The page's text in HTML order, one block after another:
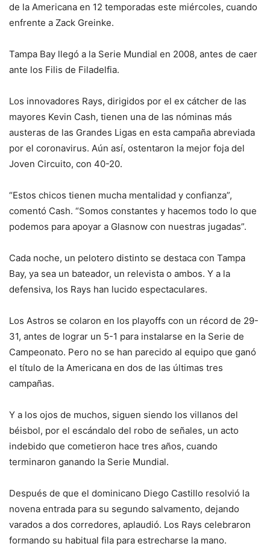
de la Americana en 12 temporadas este miércoles, cuando
enfrente a Zack Greinke.
Tampa Bay llegó a la Serie Mundial en 2008, antes de caer
ante los Filis de Filadelfia.
Los innovadores Rays, dirigidos por el ex cátcher de las
mayores Kevin Cash, tienen una de las nóminas más
austeras de las Grandes Ligas en esta campaña abreviada
por el coronavirus. Aún así, ostentaron la mejor foja del
Joven Circuito, con 40-20.
“Estos chicos tienen mucha mentalidad y confianza”,
comentó Cash. “Somos constantes y hacemos todo lo que
podemos para apoyar a Glasnow con nuestras jugadas”.
Cada noche, un pelotero distinto se destaca con Tampa
Bay, ya sea un bateador, un relevista o ambos. Y a la
defensiva, los Rays han lucido espectaculares.
Los Astros se colaron en los playoffs con un récord de 29-
31, antes de lograr un 5-1 para instalarse en la Serie de
Campeonato. Pero no se han parecido al equipo que ganó
el título de la Americana en dos de las últimas tres
campañas.
Y a los ojos de muchos, siguen siendo los villanos del
béisbol, por el escándalo del robo de señales, un acto
indebido que cometieron hace tres años, cuando
terminaron ganando la Serie Mundial.
Después de que el dominicano Diego Castillo resolvió la
novena entrada para su segundo salvamento, dejando
varados a dos corredores, aplaudió. Los Rays celebraron
formando su habitual fila para estrecharse la mano.